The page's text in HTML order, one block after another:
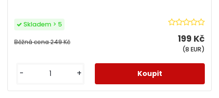
Běžná cena249 Kč 199 Kč
(8 EUR)
Skladem > 5
- +